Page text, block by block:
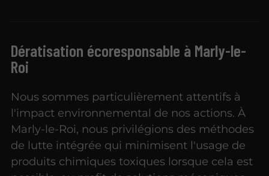
Dératisation écoresponsable à Marly-le-
Roi
Nous sommes particulièrement attentifs à
l'impact environnemental de nos actions. À
Marly-le-Roi, nous privilégions des méthodes
de lutte intégrée qui minimisent l'usage de
produits chimiques toxiques lorsque cela est